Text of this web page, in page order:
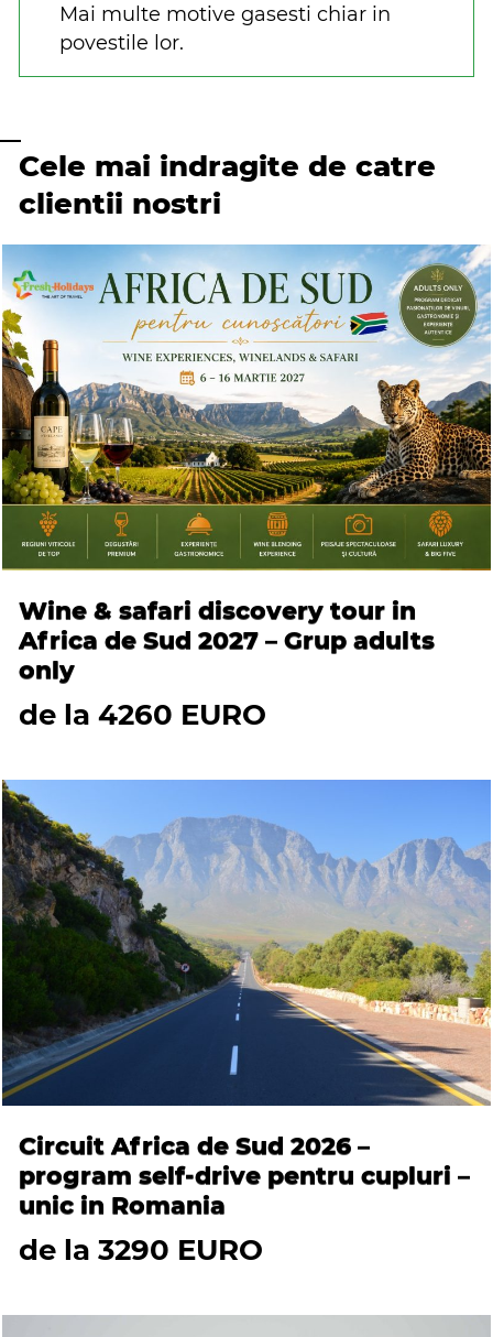
Mai multe motive gasesti chiar in
povestile lor.
Cele mai indragite de catre
clientii nostri
Wine & safari discovery tour in
Africa de Sud 2027 – Grup adults
only
de la 4260 EURO
Circuit Africa de Sud 2026 –
program self-drive pentru cupluri –
unic in Romania
de la 3290 EURO